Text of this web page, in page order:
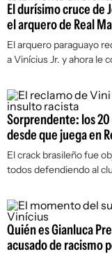
El durísimo cruce de
el arquero de Real
El arquero paraguayo
a Vinícius Jr. y ahora le
Sorprendente: los
desde que juega en
El crack brasileño fue
todos defendiendo al
Quién es Gianluca
acusado de racismo